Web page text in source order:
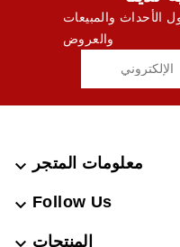
والمبيعات
والعروض
معلومات المتجر 
Follow Us

المنتجات